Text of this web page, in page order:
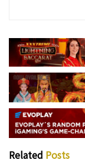
Related Posts